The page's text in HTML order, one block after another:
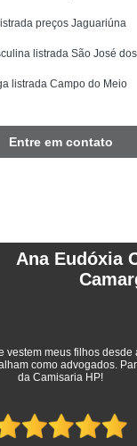
preços Jaguariúna
listrada São José
listrada Campo do Meio
Entre em contato
Ana Eudóxia
vestem meus filhos
como advogados.
da Camisaria HP!